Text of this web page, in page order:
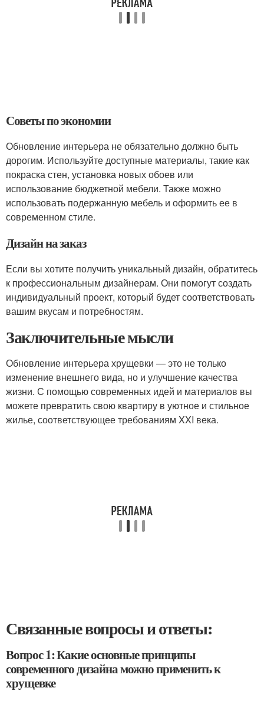
Советы по экономии
Обновление интерьера не обязательно должно быть
дорогим. Используйте доступные материалы, такие как
покраска стен, установка новых обоев или
использование бюджетной мебели. Также можно
использовать подержанную мебель и оформить ее в
современном стиле.
Дизайн на заказ
Если вы хотите получить уникальный дизайн, обратитесь
к профессиональным дизайнерам. Они помогут создать
индивидуальный проект, который будет соответствовать
вашим вкусам и потребностям.
Заключительные мысли
Обновление интерьера хрущевки — это не только
изменение внешнего вида, но и улучшение качества
жизни. С помощью современных идей и материалов вы
можете превратить свою квартиру в уютное и стильное
жилье, соответствующее требованиям XXI века.
Связанные вопросы и ответы:
Вопрос 1: Какие основные принципы
современного дизайна можно применить к
хрущевке